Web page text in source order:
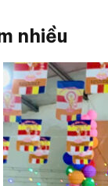
nhiều